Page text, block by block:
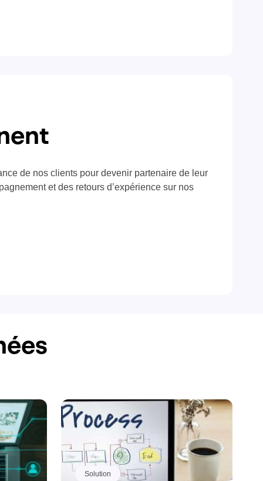
de nos clients pour devenir partenaire de leur
et des retours d’expérience sur nos
Solution